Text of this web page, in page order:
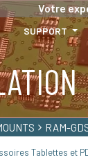
Votre
SUPPORT
RAM-
Tablettes et